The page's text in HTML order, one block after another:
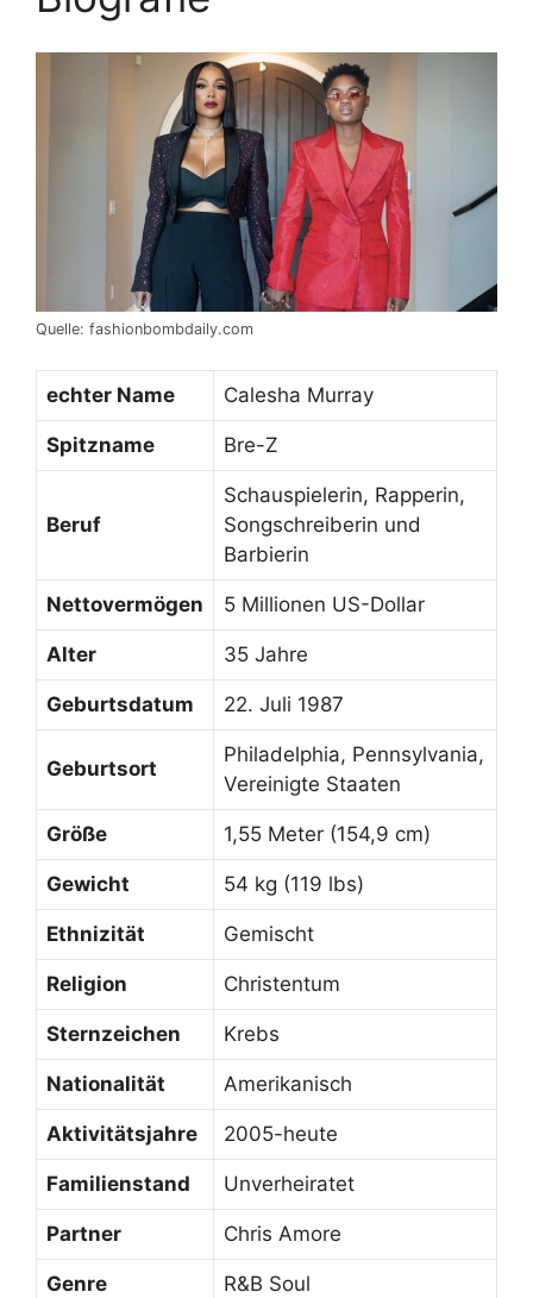
Quelle: fashionbombdaily.com
echter Name Calesha Murray
Spitzname Bre-Z
Beruf
Schauspielerin, Rapperin,
Songschreiberin und
Barbierin
Nettovermögen 5 Millionen US-Dollar
Alter 35 Jahre
Geburtsdatum 22. Juli 1987
Geburtsort
Philadelphia, Pennsylvania,
Vereinigte Staaten
Größe 1,55 Meter (154,9 cm)
Gewicht 54 kg (119 lbs)
Ethnizität Gemischt
Religion Christentum
Sternzeichen Krebs
Nationalität Amerikanisch
Aktivitätsjahre 2005-heute
Familienstand Unverheiratet
Partner Chris Amore
Genre R&B Soul